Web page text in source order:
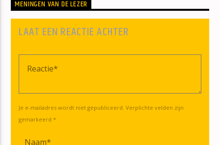
MENINGEN VAN DE LEZER
LAAT EEN REACTIE ACHTER
Je e-mailadres wordt niet gepubliceerd. Verplichte velden zijn
gemarkeerd *